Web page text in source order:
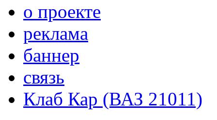
о проекте
реклама
баннер
связь
Клаб Кар (ВАЗ 21011)